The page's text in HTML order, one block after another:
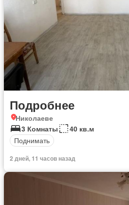
Подробнее
Николаеве
3 Комнаты
40 кв.м
Поднимать
2 дней, 11 часов назад